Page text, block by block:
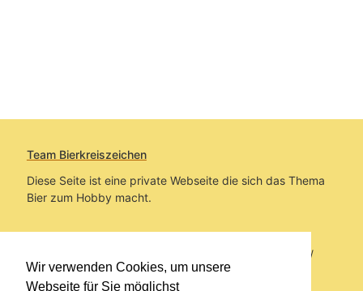
Wir verwenden Cookies, um unsere
Webseite für Sie möglichst
Team Bierkreiszeichen
Diese Seite ist eine private Webseite die sich das Thema
Bier zum Hobby macht.
Sie befinden sich auf https://www.bierkreiszeichen.at/
im Pfad:Bierkreiszeichen/Gesammelte Biere